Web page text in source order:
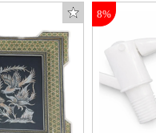
8%